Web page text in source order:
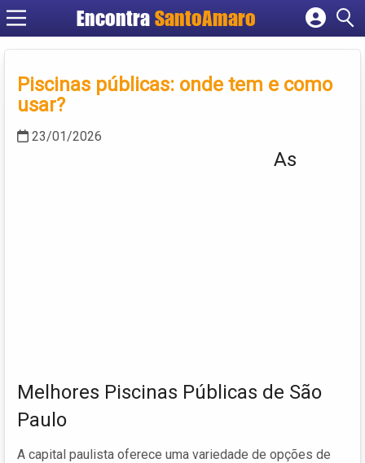
Encontra SantoAmaro
Cadastrar empresa
Criar conta
Piscinas públicas: onde tem e como
usar?
23/01/2026
As
Melhores Piscinas Públicas de São
Paulo
A capital paulista oferece uma variedade de opções de